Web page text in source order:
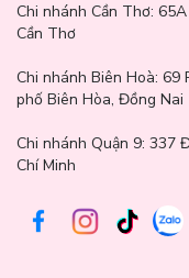
Chi nhánh Cần Thơ:
Cần Thơ
Chi nhánh Biên Hoà: 69
phố Biên Hòa, Đồng Nai
Chi nhánh Quận 9: 337
Chí Minh